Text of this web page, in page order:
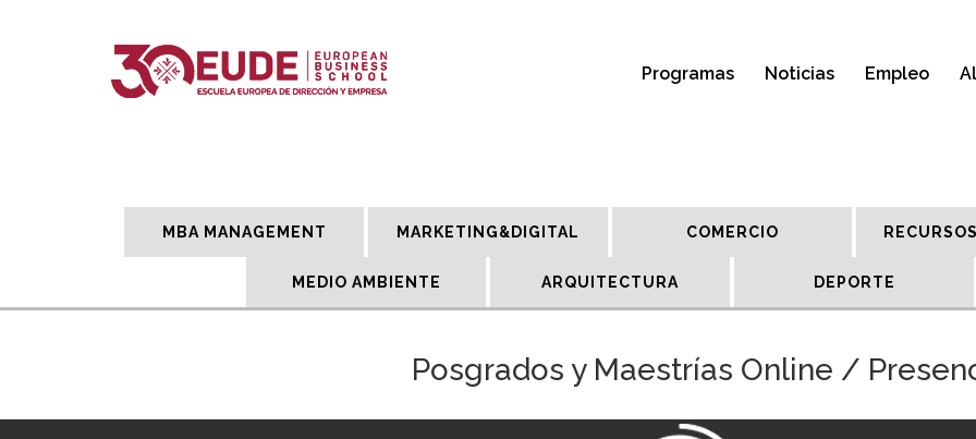
Programas Noticias Empleo
MBA MANAGEMENT MARKETING&DIGITAL COMERCIO
MEDIO AMBIENTE ARQUITECTURA DEPORTE
Posgrados y Maestrías Online /